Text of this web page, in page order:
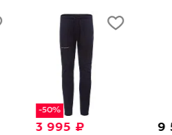
3 995 ₽
9